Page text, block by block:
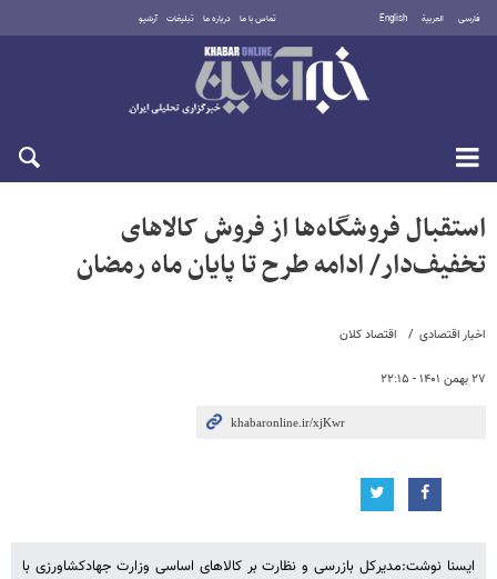
فارسی العربية English تماس با ما درباره ما تبلیغات آرشیو
پنجشنبه ۱۵ مرداد ۱۴۰۵
اخبار اقتصادی اقتصاد کلان
۲۷ بهمن ۱۴۰۱ - ۲۲:۱۵
استقبال فروشگاه‌ها از فروش کالاهای
تخفیف‌دار/ ادامه طرح تا پایان ماه رمضان
ایسنا نوشت:مدیرکل بازرسی و نظارت بر کالاهای اساسی وزارت جهادکشاورزی با